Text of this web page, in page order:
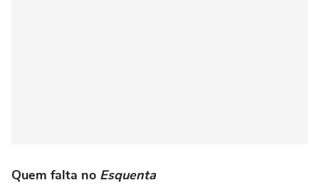
Quem falta no Esquenta